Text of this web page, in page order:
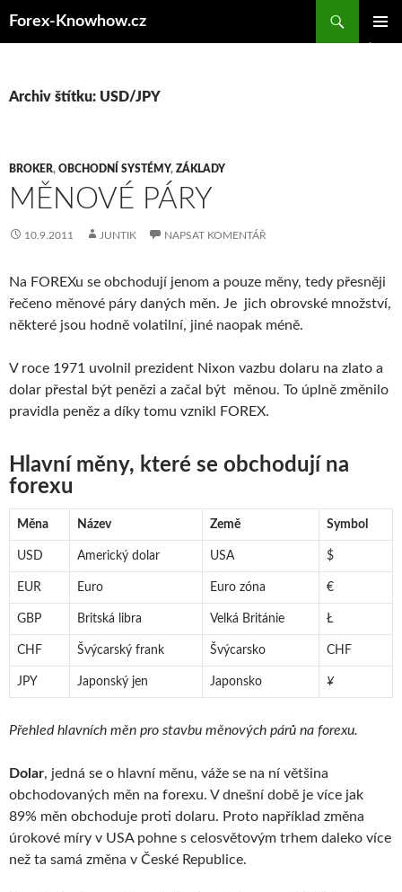
Forex-Knowhow.cz
Archiv štítku: USD/JPY
BROKER, OBCHODNÍ SYSTÉMY, ZÁKLADY
MĚNOVÉ PÁRY
10.9.2011 JUNTIK NAPSAT KOMENTÁŘ
Na FOREXu se obchodují jenom a pouze měny, tedy přesněji
řečeno měnové páry daných měn. Je jich obrovské množství,
některé jsou hodně volatilní, jiné naopak méně.
V roce 1971 uvolnil prezident Nixon vazbu dolaru na zlato a
dolar přestal být penězi a začal být měnou. To úplně změnilo
pravidla peněz a díky tomu vznikl FOREX.
Hlavní měny, které se obchodují na
forexu
Měna Název Země Symbol
USD Americký dolar USA $
EUR Euro Euro zóna €
GBP Britská libra Velká Británie Ł
CHF Švýcarský frank Švýcarsko CHF
JPY Japonský jen Japonsko ¥
Přehled hlavních měn pro stavbu měnových párů na forexu.
Dolar, jedná se o hlavní měnu, váže se na ní většina
obchodovaných měn na forexu. V dnešní době je více jak
89% měn obchoduje proti dolaru. Proto například změna
úrokové míry v USA pohne s celosvětovým trhem daleko více
než ta samá změna v České Republice.